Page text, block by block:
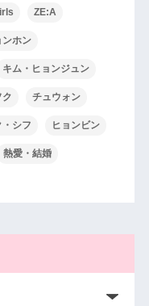
ZE:A
ンホン
キム・ヒョンジュン
ク チュウォン
・シフ ヒョンビン
熱愛・結婚